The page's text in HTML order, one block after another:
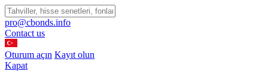
pro@cbonds.info
Contact us
Oturum açın Kayıt olun
Kapat